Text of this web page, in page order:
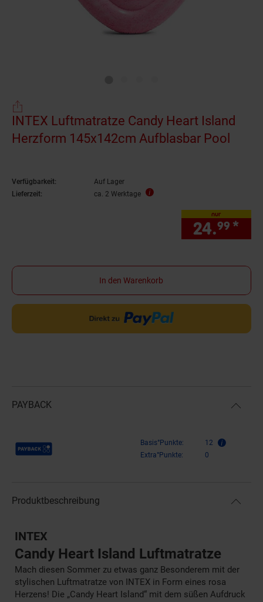
INTEX Luftmatratze Candy Heart Island
Herzform 145x142cm Aufblasbar Pool
Verfügbarkeit:
Auf Lager
Lieferzeit:
ca. 2 Werktage
nur
24.99 *
In den Warenkorb
PAYBACK
Payback Punkte Basis°Punkte:
12
Extra°Punkte:
0
Produktbeschreibung
INTEX
Candy Heart Island Luftmatratze
Mach diesen Sommer zu etwas ganz Besonderem mit der
stylischen Luftmatratze von INTEX in Form eines rosa
Herzens! Die „Candy Heart Island“ mit dem süßen Aufdruck